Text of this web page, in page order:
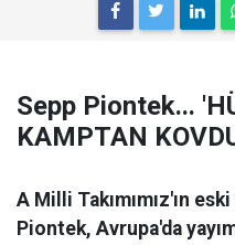
Sepp Piontek...
KAMPTAN
A Milli Takımımız'ın
Piontek, Avrupa'da